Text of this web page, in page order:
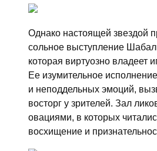
Однако настоящей звездой
сольное выступление
которая виртуозно владеет
Ее изумительное
и неподдельных эмоций,
восторг у зрителей. Зал
овациями, в которых
восхищение и